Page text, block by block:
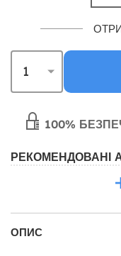
100%
РЕКОМЕНДОВАНІ
ОПИС